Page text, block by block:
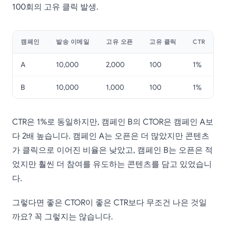
100회의 고유 클릭 발생.
캠페인 발송 이메일 고유 오픈 고유 클릭 CTR
A 10,000 2,000 100 1%
B 10,000 1,000 100 1%
CTR은 1%로 동일하지만, 캠페인 B의 CTOR은 캠페인 A보
다 2배 높습니다. 캠페인 A는 오픈은 더 많았지만 콘텐츠
가 클릭으로 이어진 비율은 낮았고, 캠페인 B는 오픈은 적
었지만 훨씬 더 참여를 유도하는 콘텐츠를 담고 있었습니
다.
그렇다면 좋은 CTOR이 좋은 CTR보다 무조건 나은 것일
까요? 꼭 그렇지는 않습니다.